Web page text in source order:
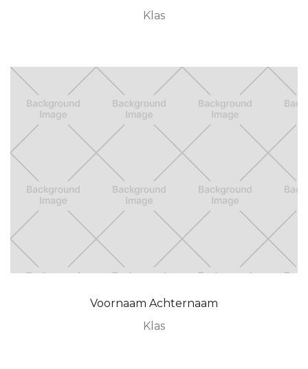
Klas
Voornaam Achternaam
Klas